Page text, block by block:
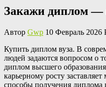
Закажи диплом
Автор Gwp 10 Февраль 2026
Купить диплoм вузa. В
людей задаются вопросом о
диплом высшего
карьерному росту
способы получения диплома